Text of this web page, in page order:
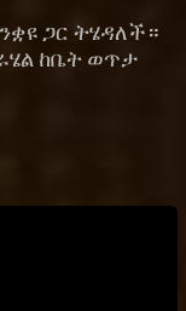
ጋር ትሄዳለች።
ከቤት ወጥታ